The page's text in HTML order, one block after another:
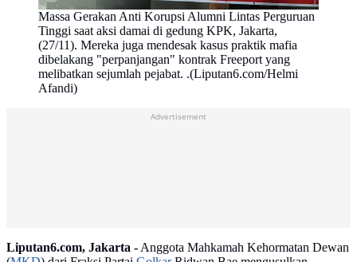
Massa Gerakan Anti Korupsi Alumni Lintas Perguruan
Tinggi saat aksi damai di gedung KPK, Jakarta,
(27/11). Mereka juga mendesak kasus praktik mafia
dibelakang "perpanjangan" kontrak Freeport yang
melibatkan sejumlah pejabat. .(Liputan6.com/Helmi
Afandi)
Advertisement
Liputan6.com, Jakarta -Anggota Mahkamah Kehormatan Dewan